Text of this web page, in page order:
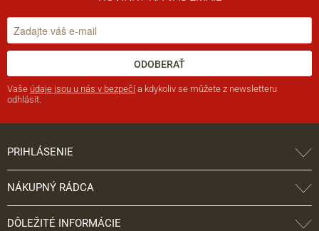
ODOBERAŤ
Vaše údaje jsou u nás v bezpečí a kdykoliv se můžete z newsletteru
odhlásit.
PRIHLÁSENIE
NÁKUPNÝ RÁDCA
DÔLEŽITÉ INFORMÁCIE